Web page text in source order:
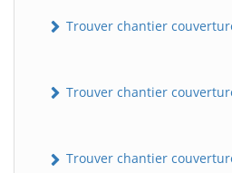
Trouver chantier
Trouver chantier
Trouver chantier